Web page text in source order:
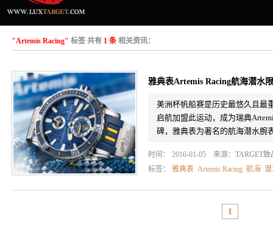
"Artemis Racing" 标签 共有 1 条相关资讯：
雅典表Artemis Racing航海潜水
美洲杯帆船赛是历史最悠久且最
启航加盟此运动，成为瑞典
碑，雅典表为著名的航海潜水腕
时间： 2016-01-05 来源： TARGET致
标签： 雅典表 Artemis Racing 航海
1